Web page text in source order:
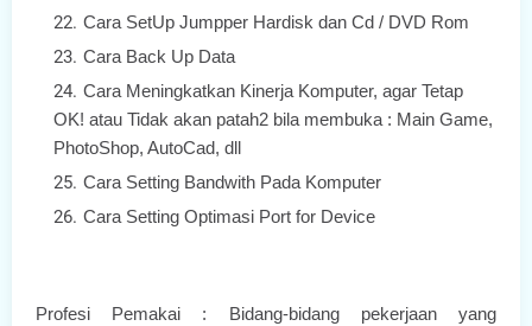
Cara SetUp Jumpper Hardisk dan Cd / DVD Rom
Cara Back Up Data
Cara Meningkatkan Kinerja Komputer, agar Tetap
OK! atau Tidak akan patah2 bila membuka : Main Game,
PhotoShop, AutoCad, dll
Cara Setting Bandwith Pada Komputer
Cara Setting Optimasi Port for Device
Profesi Pemakai : Bidang-bidang pekerjaan yang